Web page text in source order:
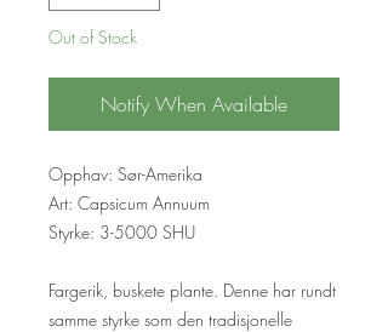
Out of Stock
Notify When Available
Opphav: Sør-Amerika
Art: Capsicum Annuum
Styrke: 3-5000 SHU
Fargerik, buskete plante. Denne har rundt
samme styrke som den tradisjonelle